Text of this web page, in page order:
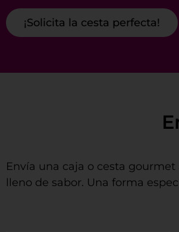
¡Solicita la cesta perfecta!
Envía una caja o cesta
lleno de sabor. Una forma